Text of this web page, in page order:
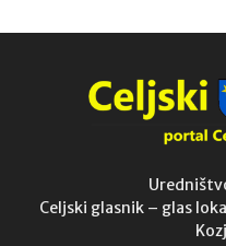
Celjski glasnik – glas